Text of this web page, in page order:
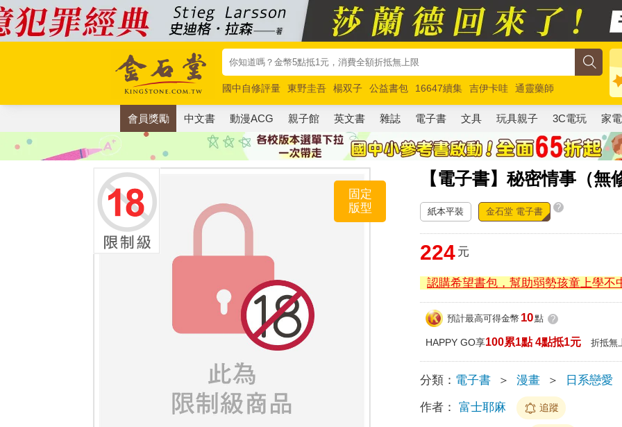
國中自修評量 東野圭吾 楊双子 公益書包 16647續集 吉伊卡哇
通靈藥師
唯紅花綻放
奧德賽 路邊攤新作 馬斯克 玩具總動員5 超慢跑
會員獎勵 中文書 動漫ACG 親子館 英文書 雜誌 電子書 文具 玩具親子 3C電玩 家電
【電子書】秘密情事（無
固定
版型
紙本平裝 金石堂 電子書 ?
224 元
認購希望書包，幫助弱勢孩童上學不
預計最高可得金幣 10點 ?
HAPPY GO享100累1點 4點抵1元 折抵無
分類： 電子書 ＞ 漫畫 ＞ 日系戀愛
作者： 富士耶麻 追蹤